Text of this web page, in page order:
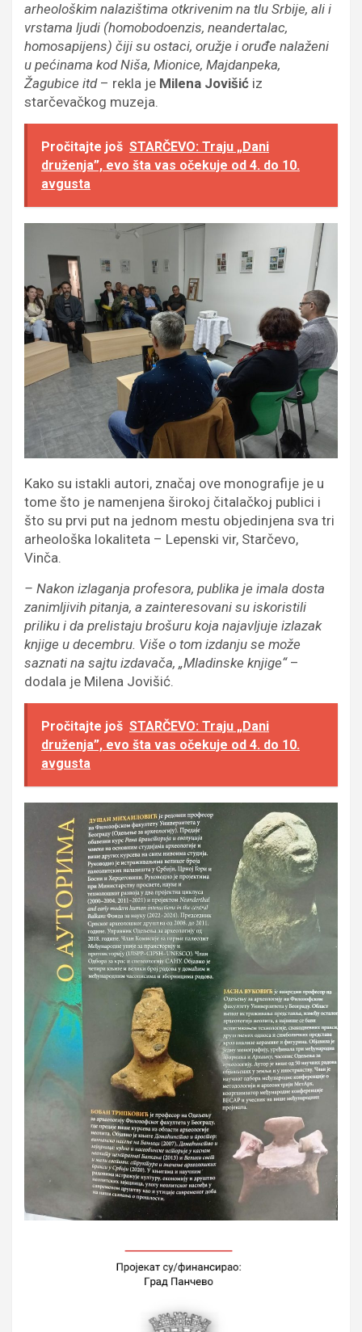
arheološkim nalazištima otkrivenim na tlu Srbije, ali i
vrstama ljudi (homobodoenzis, neandertalac,
homosapijens) čiji su ostaci, oružje i oruđe nalaženi
u pećinama kod Niša, Mionice, Majdanpeka,
Žagubice itd– rekla je Milena Jovišić iz
starčevačkog muzeja.
Pročitajte još STARČEVO: Traju „Dani
druženja”, evo šta vas očekuje od 4. do 10.
avgusta
Kako su istakli autori, značaj ove monografije je u
tome što je namenjena širokoj čitalačkoj publici i
što su prvi put na jednom mestu objedinjena sva tri
arheološka lokaliteta – Lepenski vir, Starčevo,
Vinča.
– Nakon izlaganja profesora, publika je imala dosta
zanimljivih pitanja, a zainteresovani su iskoristili
priliku i da prelistaju brošuru koja najavljuje izlazak
knjige u decembru. Više o tom izdanju se može
saznati na sajtu izdavača, „Mladinske knjige“ –
dodala je Milena Jovišić.
Pročitajte još STARČEVO: Traju „Dani
druženja”, evo šta vas očekuje od 4. do 10.
avgusta